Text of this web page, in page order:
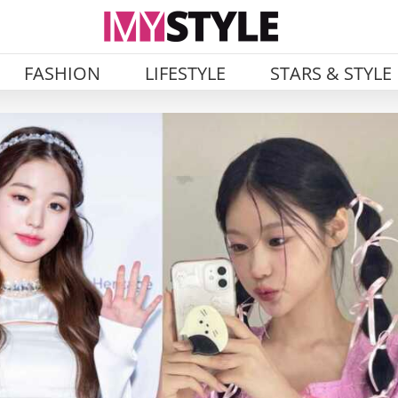
FASHION LIFESTYLE STARS & STYLE